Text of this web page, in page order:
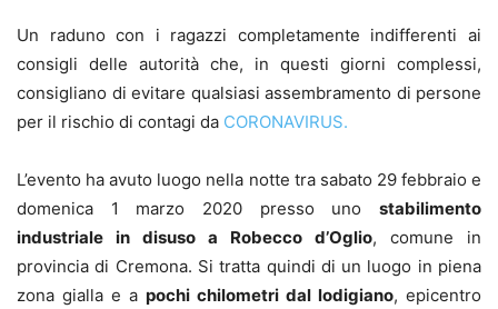
Un raduno con i ragazzi completamente indifferenti ai
consigli delle autorità che, in questi giorni complessi,
consigliano di evitare qualsiasi assembramento di persone
per il rischio di contagi da CORONAVIRUS.
L’evento ha avuto luogo nella notte tra sabato 29 febbraio e
domenica 1 marzo 2020 presso uno stabilimento
industriale in disuso a Robecco d’Oglio, comune in
provincia di Cremona. Si tratta quindi di un luogo in piena
zona gialla e a pochi chilometri dal lodigiano, epicentro